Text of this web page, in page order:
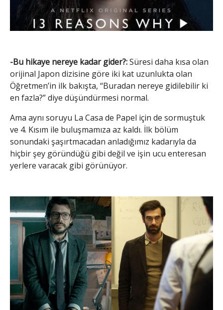
-Bu hikaye nereye kadar gider?:Süresi daha kısa olan
orijinal Japon dizisine göre iki kat uzunlukta olan
Öğretmen’in ilk bakışta, “Buradan nereye gidilebilir ki
en fazla?” diye düşündürmesi normal.
Ama aynı soruyu La Casa de Papel için de sormuştuk
ve 4. Kısım ile buluşmamıza az kaldı. İlk bölüm
sonundaki şaşırtmacadan anladığımız kadarıyla da
hiçbir şey göründüğü gibi değil ve işin ucu enteresan
yerlere varacak gibi görünüyor.